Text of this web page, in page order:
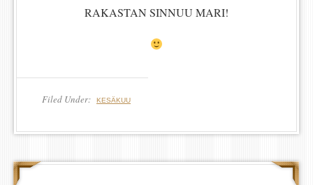
RAKASTAN SINNUU MARI!
Filed Under: KESÄKUU